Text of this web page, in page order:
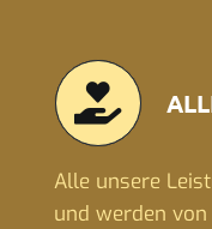
Alle unsere
und werden